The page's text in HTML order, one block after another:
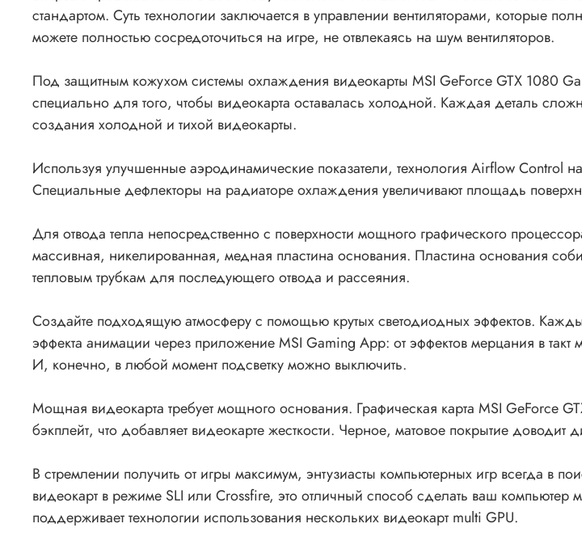
стандартом. Суть технологии заключается в управлении вентиляторами, которые
можете полностью сосредоточиться на игре, не отвлекаясь на шум вентиляторов.
Под защитным кожухом системы охлаждения видеокарты MSI GeForce GTX 1080
специально для того, чтобы видеокарта оставалась холодной. Каждая деталь
создания холодной и тихой видеокарты.
Используя улучшенные аэродинамические показатели, технология Airflow Control
Специальные дефлекторы на радиаторе охлаждения увеличивают площадь
Для отвода тепла непосредственно с поверхности мощного графического
массивная, никелированная, медная пластина основания. Пластина основания
тепловым трубкам для последующего отвода и рассеяния.
Создайте подходящую атмосферу с помощью крутых светодиодных эффектов.
эффекта анимации через приложение MSI Gaming App: от эффектов мерцания в
И, конечно, в любой момент подсветку можно выключить.
Мощная видеокарта требует мощного основания. Графическая карта MSI GeForce
бэкплейт, что добавляет видеокарте жесткости. Черное, матовое покрытие
В стремлении получить от игры максимум, энтузиасты компьютерных игр всегда в
видеокарт в режиме SLI или Crossfire, это отличный способ сделать ваш
поддерживает технологии использования нескольких видеокарт multi GPU.